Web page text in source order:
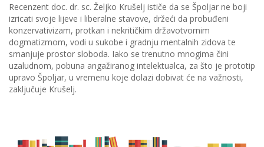
Recenzent doc. dr. sc. Željko Krušelj ističe da se Špoljar ne boji
izricati svoje lijeve i liberalne stavove, držeći da probuđeni
konzervativizam, protkan i nekritičkim državotvornim
dogmatizmom, vodi u sukobe i gradnju mentalnih zidova te
smanjuje prostor sloboda. Iako se trenutno mnogima čini
uzaludnom, pobuna angažiranog intelektualca, za što je prototip
upravo Špoljar, u vremenu koje dolazi dobivat će na važnosti,
zaključuje Krušelj.